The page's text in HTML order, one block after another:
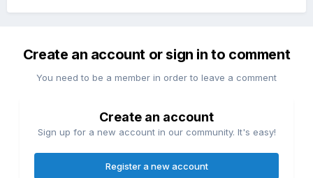
Create an account or sign in to comment
You need to be a member in order to leave a comment
Create an account
Sign up for a new account in our community. It's easy!
Register a new account